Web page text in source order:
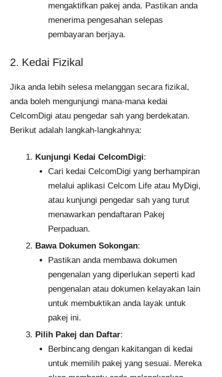
mengaktifkan pakej anda. Pastikan anda
menerima pengesahan selepas
pembayaran berjaya.
2. Kedai Fizikal
Jika anda lebih selesa melanggan secara fizikal,
anda boleh mengunjungi mana-mana kedai
CelcomDigi atau pengedar sah yang berdekatan.
Berikut adalah langkah-langkahnya:
Kunjungi Kedai CelcomDigi:
Cari kedai CelcomDigi yang berhampiran
melalui aplikasi Celcom Life atau MyDigi,
atau kunjungi pengedar sah yang turut
menawarkan pendaftaran Pakej
Perpaduan.
Bawa Dokumen Sokongan:
Pastikan anda membawa dokumen
pengenalan yang diperlukan seperti kad
pengenalan atau dokumen kelayakan lain
untuk membuktikan anda layak untuk
pakej ini.
Pilih Pakej dan Daftar:
Berbincang dengan kakitangan di kedai
untuk memilih pakej yang sesuai. Mereka